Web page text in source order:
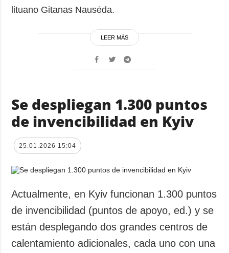
lituano Gitanas Nausėda.
LEER MÁS
Se despliegan 1.300 puntos
de invencibilidad en Kyiv
25.01.2026 15:04
Actualmente, en Kyiv funcionan 1.300 puntos
de invencibilidad (puntos de apoyo, ed.) y se
están desplegando dos grandes centros de
calentamiento adicionales, cada uno con una